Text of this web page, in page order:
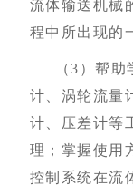
流体输送机械
程中所出现的
（3）帮助
计、涡轮流量
计、压差计等
理 ； 掌握使用
控制系统在流